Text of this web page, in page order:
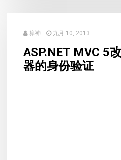
算神 九月 10, 2013
ASP.NET MVC 5
器的身份验证